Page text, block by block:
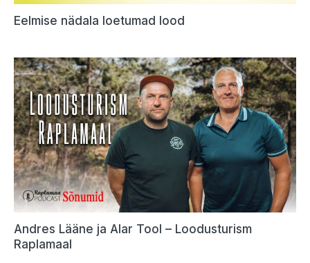
Eelmise nädala loetumad lood
Andres Lääne ja Alar Tool – Loodusturism
Raplamaal